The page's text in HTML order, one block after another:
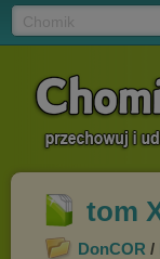
tom
DonCOR /